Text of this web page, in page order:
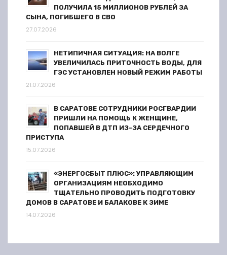
ПОЛУЧИЛА 15 МИЛЛИОНОВ РУБЛЕЙ ЗА
СЫНА, ПОГИБШЕГО В СВО
27.07.2026
НЕТИПИЧНАЯ СИТУАЦИЯ: НА ВОЛГЕ
УВЕЛИЧИЛАСЬ ПРИТОЧНОСТЬ ВОДЫ, ДЛЯ
ГЭС УСТАНОВЛЕН НОВЫЙ РЕЖИМ РАБОТЫ
21.07.2026
В САРАТОВЕ СОТРУДНИКИ РОСГВАРДИИ
ПРИШЛИ НА ПОМОЩЬ К ЖЕНЩИНЕ,
ПОПАВШЕЙ В ДТП ИЗ-ЗА СЕРДЕЧНОГО
ПРИСТУПА
15.07.2026
«ЭНЕРГОСБЫТ ПЛЮС»: УПРАВЛЯЮЩИМ
ОРГАНИЗАЦИЯМ НЕОБХОДИМО
ТЩАТЕЛЬНО ПРОВОДИТЬ ПОДГОТОВКУ
ДОМОВ В САРАТОВЕ И БАЛАКОВЕ К ЗИМЕ
14.07.2026